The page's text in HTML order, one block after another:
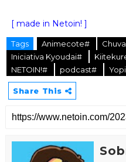
[ made in Netoin! ]
Tags Animecote#
Iniciativa Kyoudai#
NETOIN!#
podcast#
Share This